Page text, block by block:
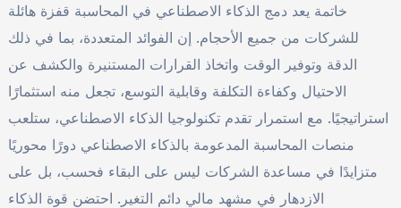
خاتمة يعد دمج الذكاء الاصطناعي في المحاسبة قفزة هائلة
للشركات من جميع الأحجام. إن الفوائد المتعددة، بما في ذلك
الدقة وتوفير الوقت واتخاذ القرارات المستنيرة والكشف عن
الاحتيال وكفاءة التكلفة وقابلية التوسع، تجعل منه استثمارًا
استراتيجيًا. مع استمرار تقدم تكنولوجيا الذكاء الاصطناعي، ستلعب
منصات المحاسبة المدعومة بالذكاء الاصطناعي دورًا محوريًا
متزايدًا في مساعدة الشركات ليس على البقاء فحسب، بل على
الازدهار في مشهد مالي دائم التغير. احتضن قوة الذكاء